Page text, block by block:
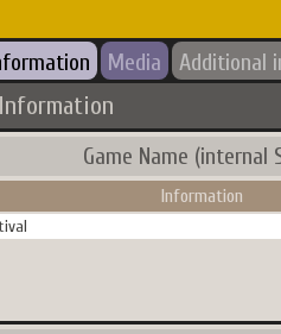
Media Additional
Game Name (internal
Information